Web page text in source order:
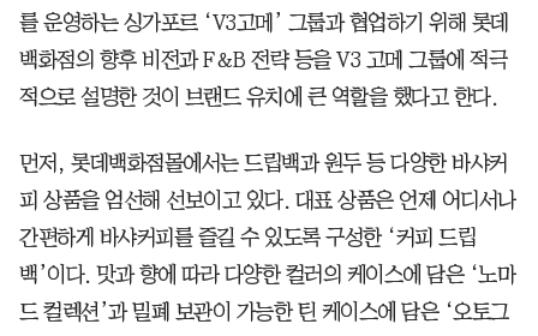
를 운영하는 싱가포르 ‘V3고메’ 그룹과 협업하기 위해 롯데
백화점의 향후 비전과 F＆B 전략 등을 V3 고메 그룹에 적극
적으로 설명한 것이 브랜드 유치에 큰 역할을 했다고 한다.
먼저, 롯데백화점몰에서는 드립백과 원두 등 다양한 바샤커
피 상품을 엄선해 선보이고 있다. 대표 상품은 언제 어디서나
간편하게 바샤커피를 즐길 수 있도록 구성한 ‘커피 드립
백’이다. 맛과 향에 따라 다양한 컬러의 케이스에 담은 ‘노마
드 컬렉션’과 밀폐 보관이 가능한 틴 케이스에 담은 ‘오토그